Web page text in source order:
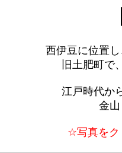
西伊豆に位置
旧土肥町で
江戸時代か
金
☆写真を